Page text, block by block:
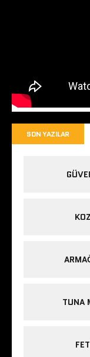
SON YAZILAR
TUNA